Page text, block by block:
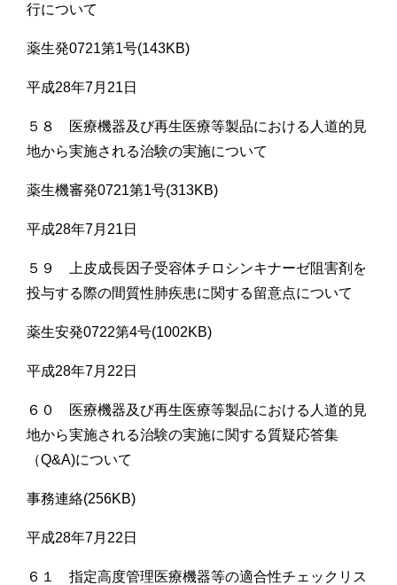
行について
薬生発0721第1号(143KB)
平成28年7月21日
５８ 医療機器及び再生医療等製品における人道的見
地から実施される治験の実施について
薬生機審発0721第1号(313KB)
平成28年7月21日
５９ 上皮成長因子受容体チロシンキナーゼ阻害剤を
投与する際の間質性肺疾患に関する留意点について
薬生安発0722第4号(1002KB)
平成28年7月22日
６０ 医療機器及び再生医療等製品における人道的見
地から実施される治験の実施に関する質疑応答集
（Q&A)について
事務連絡(256KB)
平成28年7月22日
６１ 指定高度管理医療機器等の適合性チェックリス